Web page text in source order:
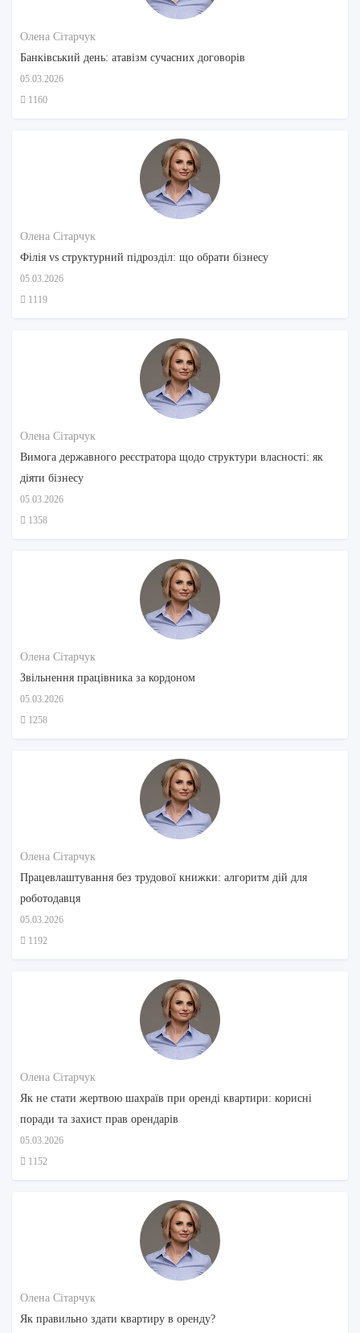
Олена Сітарчук
Банківський день: атавізм сучасних договорів
05.03.2026
1160
Олена Сітарчук
Філія vs структурний підрозділ: що обрати бізнесу
05.03.2026
1119
Олена Сітарчук
Вимога державного реєстратора щодо структури власності: як
діяти бізнесу
05.03.2026
1358
Олена Сітарчук
Звільнення працівника за кордоном
05.03.2026
1258
Олена Сітарчук
Працевлаштування без трудової книжки: алгоритм дій для
роботодавця
05.03.2026
1192
Олена Сітарчук
Як не стати жертвою шахраїв при оренді квартири: корисні
поради та захист прав орендарів
05.03.2026
1152
Олена Сітарчук
Як правильно здати квартиру в оренду?